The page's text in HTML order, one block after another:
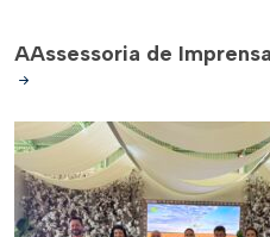
AAssessoria de Imprensa